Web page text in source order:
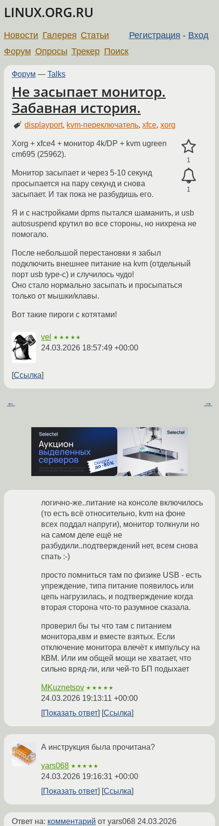
LINUX.ORG.RU
Регистрация - Вход
Новости Галерея Статьи
Форум Опросы Трекер Поиск
Форум — Talks
Не засыпает монитор.
Забавная история.
displayport, kvm-переключатель,xfce,xorg
1
1
Xorg + xfce4 + монитор 4k/DP + kvm ugreen
cm695 (25962).
Монитор засыпает и через 5-10 секунд
просыпается на пару секунд и снова
засыпает. И так пока не разбудишь его.
Я и с настройками dpms пытался шаманить, и usb
autosuspend крутил во все стороны, но нихрена не
помогало.
После небольшой перестановки я забыл
подключить внешнее питание на kvm (отдельный
порт usb type-c) и случилось чудо!
Оно стало нормально засыпать и просыпаться
только от мышки/клавы.
Вот такие пироги с котятами!
vel ★★★★★
24.03.2026 18:57:49 +00:00
Ссылка
← →
логично-же..питание на консоле включилось
(то есть всё относительно, kvm на фоне
всех поддал напруги), монитор толкнули но
на самом деле ещё не
разбудили..подтверждений нет, всем снова
спать :-)
просто помниться там по физике USB - есть
упреждение, типа питание появилось или
цепь нагрузилась, и подтверждение когда
вторая сторона что-то разумное сказала.
проверил бы ты что там с питанием
монитора,квм и вместе взятых. Если
отключение монитора влечёт к импульсу на
КВМ. Или им общей мощи не хватает, что
сильно вряд-ли, или чей-то БП подыхает
MKuznetsov ★★★★★
24.03.2026 19:13:11 +00:00
Показать ответ
Ссылка
А инструкция была прочитана?
yars068 ★★★★★
24.03.2026 19:16:31 +00:00
Показать ответ
Ссылка
Ответ на: комментарий от yars068 24.03.2026